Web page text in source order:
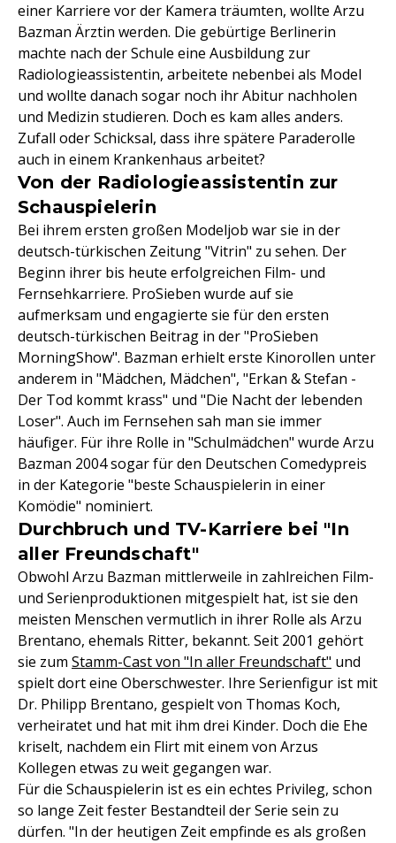
einer Karriere vor der Kamera träumten, wollte Arzu
Bazman Ärztin werden. Die gebürtige Berlinerin
machte nach der Schule eine Ausbildung zur
Radiologieassistentin, arbeitete nebenbei als Model
und wollte danach sogar noch ihr Abitur nachholen
und Medizin studieren. Doch es kam alles anders.
Zufall oder Schicksal, dass ihre spätere Paraderolle
auch in einem Krankenhaus arbeitet?
Von der Radiologieassistentin zur
Schauspielerin
Bei ihrem ersten großen Modeljob war sie in der
deutsch-türkischen Zeitung "Vitrin" zu sehen. Der
Beginn ihrer bis heute erfolgreichen Film- und
Fernsehkarriere. ProSieben wurde auf sie
aufmerksam und engagierte sie für den ersten
deutsch-türkischen Beitrag in der "ProSieben
MorningShow". Bazman erhielt erste Kinorollen unter
anderem in "Mädchen, Mädchen", "Erkan & Stefan -
Der Tod kommt krass" und "Die Nacht der lebenden
Loser". Auch im Fernsehen sah man sie immer
häufiger. Für ihre Rolle in "Schulmädchen" wurde Arzu
Bazman 2004 sogar für den Deutschen Comedypreis
in der Kategorie "beste Schauspielerin in einer
Komödie" nominiert.
Durchbruch und TV-Karriere bei "In
aller Freundschaft"
Obwohl Arzu Bazman mittlerweile in zahlreichen Film-
und Serienproduktionen mitgespielt hat, ist sie den
meisten Menschen vermutlich in ihrer Rolle als Arzu
Brentano, ehemals Ritter, bekannt. Seit 2001 gehört
sie zum Stamm-Cast von "In aller Freundschaft" und
spielt dort eine Oberschwester. Ihre Serienfigur ist mit
Dr. Philipp Brentano, gespielt von Thomas Koch,
verheiratet und hat mit ihm drei Kinder. Doch die Ehe
kriselt, nachdem ein Flirt mit einem von Arzus
Kollegen etwas zu weit gegangen war.
Für die Schauspielerin ist es ein echtes Privileg, schon
so lange Zeit fester Bestandteil der Serie sein zu
dürfen. "In der heutigen Zeit empfinde es als großen